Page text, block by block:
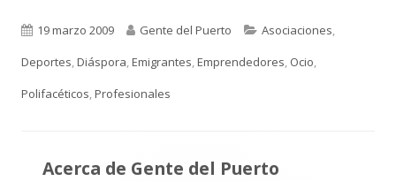
Publicado
el
19 marzo 2009 Autor
Gente del Puerto Categorías
Asociaciones,
Deportes,Diáspora,Emigrantes,Emprendedores, Ocio,
Polifacéticos,Profesionales
Acerca de Gente del Puerto